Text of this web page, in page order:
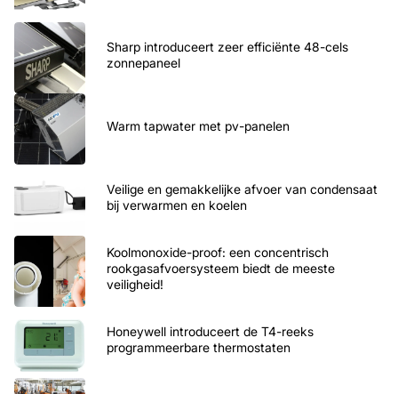
Sharp introduceert zeer efficiënte 48-cels
zonnepaneel
Warm tapwater met pv-panelen
Veilige en gemakkelijke afvoer van condensaat
bij verwarmen en koelen
Koolmonoxide-proof: een concentrisch
rookgasafvoersysteem biedt de meeste
veiligheid!
Honeywell introduceert de T4-reeks
programmeerbare thermostaten